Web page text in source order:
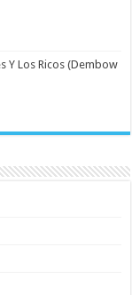
Y Los Ricos (Dembow